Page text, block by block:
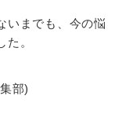
いまでも、今の悩
。
部)